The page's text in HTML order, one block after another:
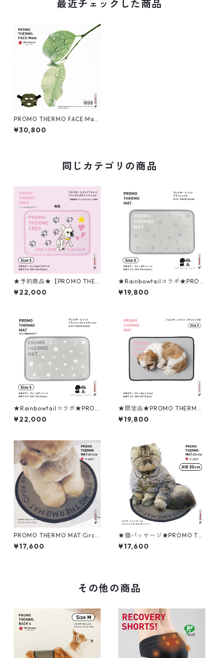
最近チェックした商品
PROMO THERMO FACE:Mas
k プロモサーモフェイス ブラ
ックシリカ フリーサイズ
¥30,800
同じカテゴリの商品
★予約商品★【PROMO THER
MO】プロモサーモクレア
（マット） Sサイズ ピンク＆
¥22,000
★Rainbowtailコラボ★PROM
O THERMO MAT プロモサー
モマットブラックシリカ Sサイ
¥19,800
★Rainbowtailコラボ★PROM
O THERMO MAT プロモサー
モマットブラックシリカ＋テ
¥22,000
★限定品★PROMO THERMO
MAT プロモサーモマットブラ
ックシリカ for ペット Sサイ
¥19,800
PROMO THERMO MAT:Circle
プロモサーモマット：サーク
ル ブラックシリカ S30
¥17,600
★猫パッケージ★PROMO TH
ERMO MAT:Circle プロモサー
モマット：サークル ブラック
¥17,600
その他の商品